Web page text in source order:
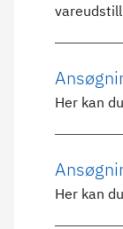
Her kan
Her kan